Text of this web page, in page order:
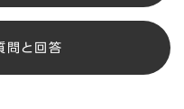
問と回答